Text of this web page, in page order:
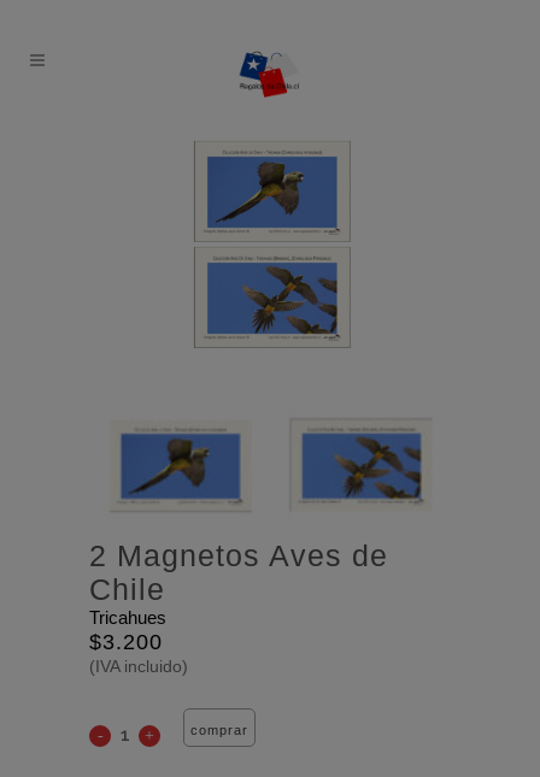
2 Magnetos Aves de
Chile
Tricahues
$3.200
(IVA incluido)
comprar